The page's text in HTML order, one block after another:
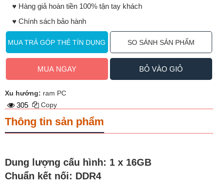
♥️ Hàng giả hoàn tiền 100% tận tay khách
♥️ Chính sách bảo hành
MUA TRẢ GÓP THẺ TÍN DỤNG SO SÁNH SẢN PHẨM
MUA NGAY BỎ VÀO GIỎ
Xu hướng: ram PC
305 Copy
Thông tin sản phẩm
Dung lượng cấu hình: 1 x 16GB
Chuẩn kết nối: DDR4